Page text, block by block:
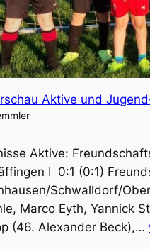
Aktive und
Aktive:
I 0:1 (0:1)
Schwalldorf/
Marco Eyth, Yannick
(46. Alexander Beck),…